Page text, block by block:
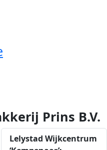
Prins B.V.
Lelystad Wijkcentrum